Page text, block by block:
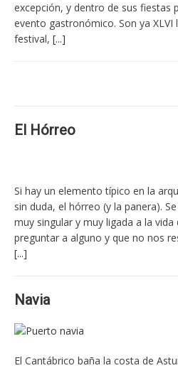
excepción, y dentro de sus fiestas
evento gastronómico. Son ya XLVI
festival, [...]
El Hórreo
Si hay un elemento típico en la
sin duda, el hórreo (y la panera).
muy singular y muy ligada a la
preguntar a alguno y que no nos
[...]
Navia
El Cantábrico baña la costa de